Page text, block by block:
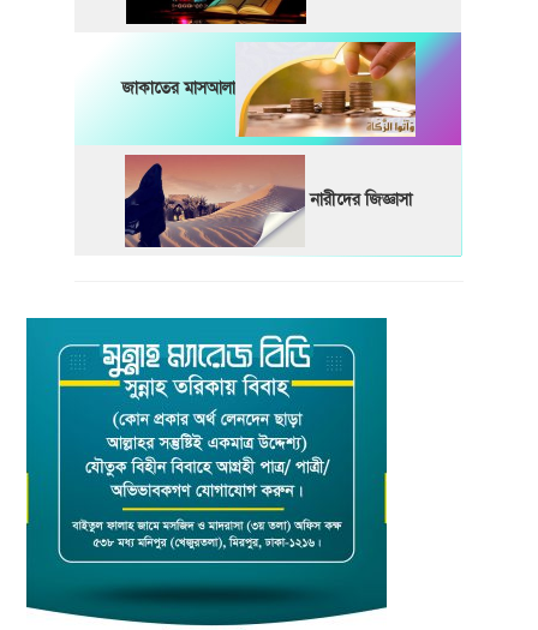
জাকাতের মাসআলা
নারীদের জিজ্ঞাসা